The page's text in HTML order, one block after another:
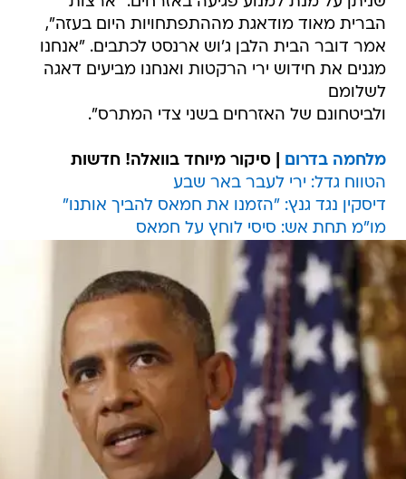
הברית מאוד מודאגת מההתפתחויות היום בעזה",
אמר דובר הבית הלבן ג'וש ארנסט לכתבים. "אנחנו
מגנים את חידוש ירי הרקטות ואנחנו מביעים דאגה
לשלומם
ולביטחונם של האזרחים בשני צדי המתרס".
מלחמה בדרום | סיקור מיוחד בוואלה! חדשות
הטווח גדל: ירי לעבר באר שבע
דיסקין נגד גנץ: "הזמנו את חמאס להביך אותנו"
מו"מ תחת אש: סיסי לוחץ על חמאס